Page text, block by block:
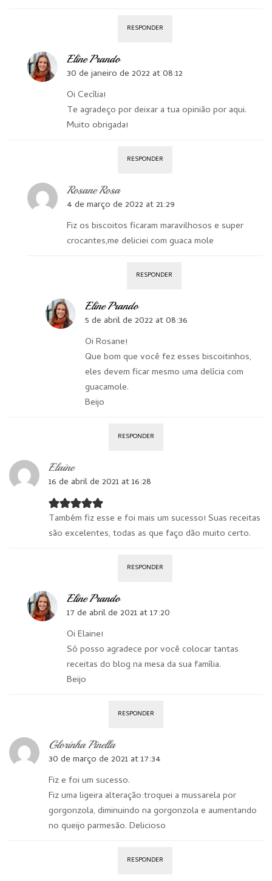
RESPONDER
Eline Prando
30 de janeiro de 2022 at 08:12
Oi Cecília!
Te agradeço por deixar a tua opinião por aqui.
Muito obrigada!
RESPONDER
Rosane Rosa
4 de março de 2022 at 21:29
Fiz os biscoitos ficaram maravilhosos e super
crocantes,me deliciei com guaca mole
RESPONDER
Eline Prando
5 de abril de 2022 at 08:36
Oi Rosane!
Que bom que você fez esses biscoitinhos,
eles devem ficar mesmo uma delícia com
guacamole.
Beijo
RESPONDER
Elaine
16 de abril de 2021 at 16:28
Também fiz esse e foi mais um sucesso! Suas receitas
são excelentes, todas as que faço dão muito certo.
RESPONDER
Eline Prando
17 de abril de 2021 at 17:20
Oi Elaine!
Só posso agradece por você colocar tantas
receitas do blog na mesa da sua família.
Beijo
RESPONDER
Glorinha Pinella
30 de março de 2021 at 17:34
Fiz e foi um sucesso.
Fiz uma ligeira alteração:troquei a mussarela por
gorgonzola, diminuindo na gorgonzola e aumentando
no queijo parmesão. Delicioso
RESPONDER